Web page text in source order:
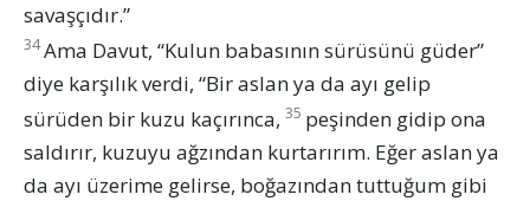
savaşçıdır.”
34Ama Davut, “Kulun babasının sürüsünü güder”
diye karşılık verdi, “Bir aslan ya da ayı gelip
sürüden bir kuzu kaçırınca, 35 peşinden gidip ona
saldırır, kuzuyu ağzından kurtarırım. Eğer aslan ya
da ayı üzerime gelirse, boğazından tuttuğum gibi